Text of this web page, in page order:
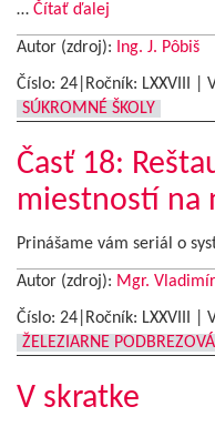
… Čítať ďalej
Autor (zdroj): Ing. J. Pôbiš
Číslo: 24|Ročník: LXXVIII |
SÚKROMNÉ ŠKOLY
Časť 18:
miestností na
Prinášame vám seriál o
Autor (zdroj): Mgr.
Číslo: 24|Ročník: LXXVIII |
ŽELEZIARNE PODBREZOVÁ
V skratke